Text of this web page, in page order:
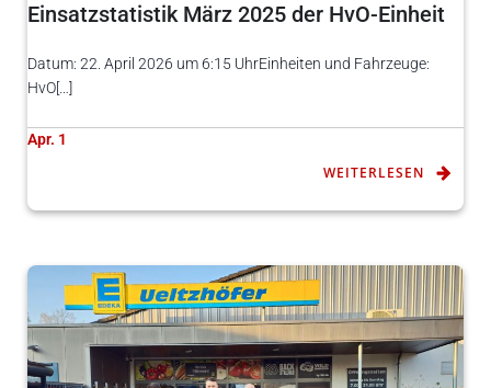
Einsatzstatistik März 2025 der HvO-Einheit
Datum: 22. April 2026 um 6:15 UhrEinheiten und Fahrzeuge:
HvO[…]
Apr. 1
WEITERLESEN